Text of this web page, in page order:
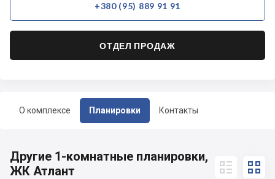
О комплексе Планировки Контакты
+380 (95) 889 91 91
ОТДЕЛ ПРОДАЖ
Другие 1-комнатные планировки,
ЖК Атлант
 